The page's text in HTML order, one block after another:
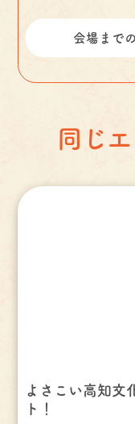
会場まで
同じ
よさこい高知
ト！